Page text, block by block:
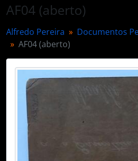
AF04 (aberto)
Alfredo Pereira Documentos
AF04 (aberto)